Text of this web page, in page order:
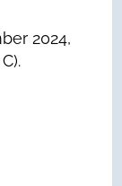
2024,